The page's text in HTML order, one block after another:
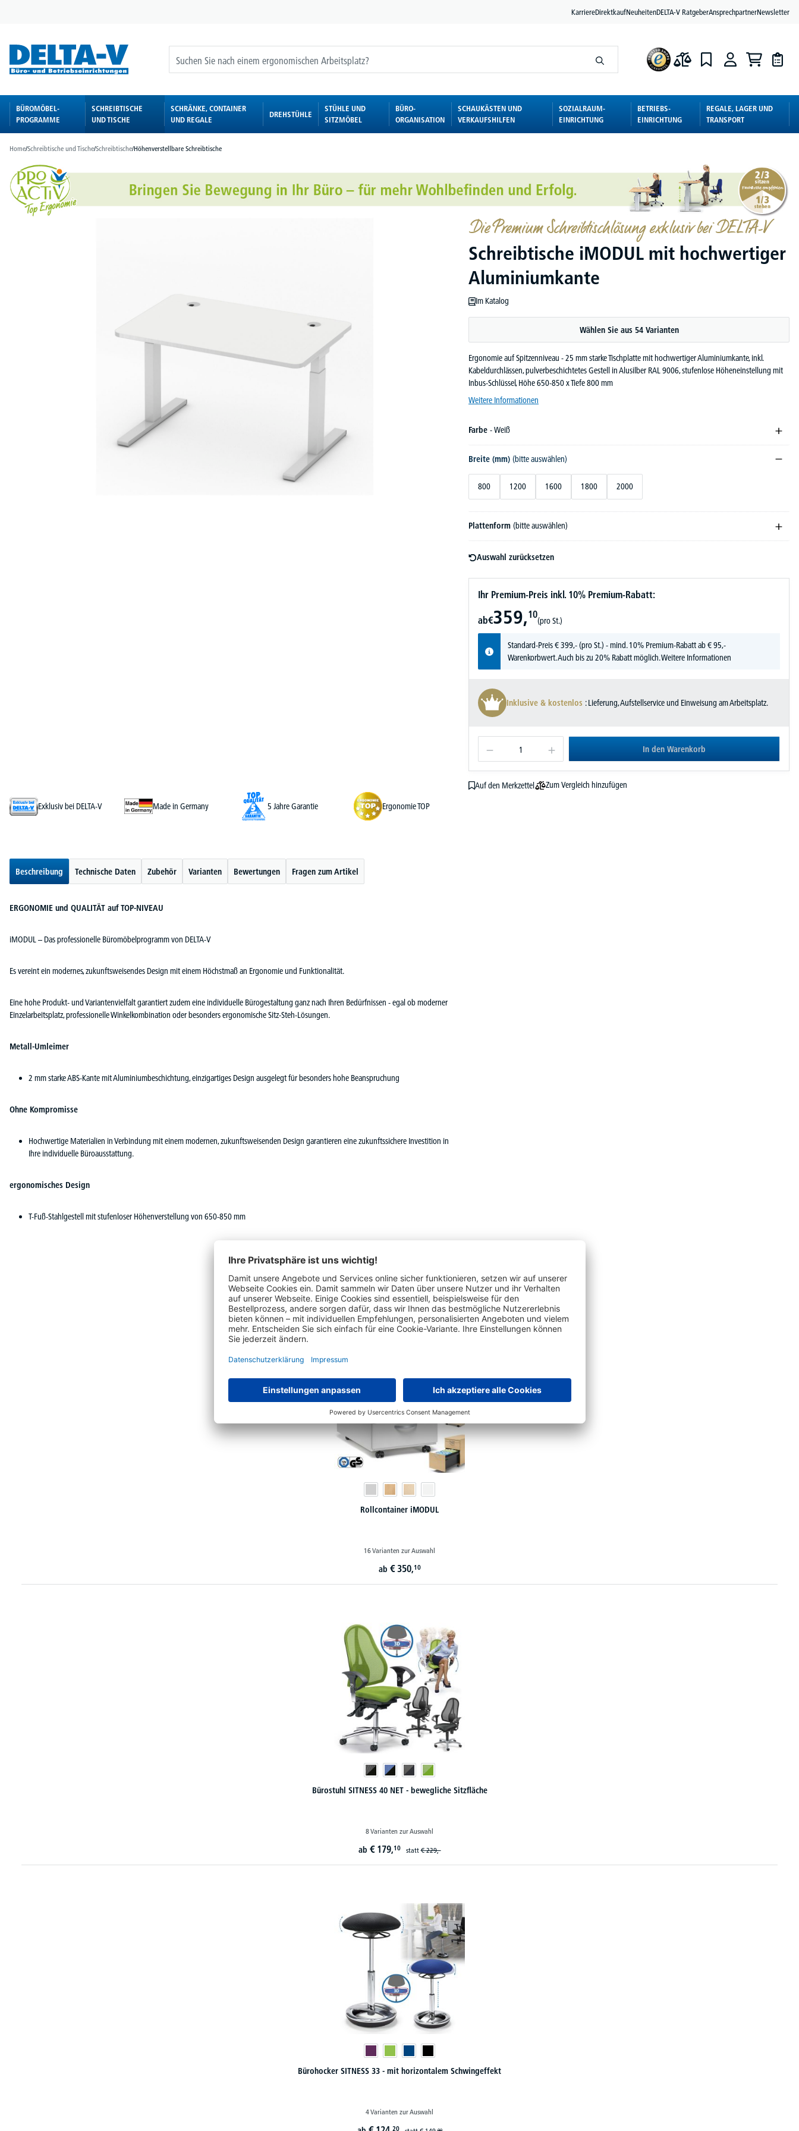
KarriereDirektkaufNeuheitenDELTA-V RatgeberAnsprechpartnerNewsletter
BÜROMÖBEL-
PROGRAMME
SCHREIBTISCHE
UND TISCHE
SCHRÄNKE, CONTAINER
UND REGALE
DREHSTÜHLE
STÜHLE UND
SITZMÖBEL
BÜRO-
ORGANISATION
SCHAUKÄSTEN UND
VERKAUFSHILFEN
SOZIALRAUM-
EINRICHTUNG
BETRIEBS-
EINRICHTUNG
REGALE, LAGER UND
TRANSPORT
Home/Schreibtische und Tische/Schreibtische/Höhenverstellbare Schreibtische
Die Premium Schreibtischlösung exklusiv bei DELTA-V
Schreibtische iMODUL mit hochwertiger
Aluminiumkante
Im Katalog
Wählen Sie aus 54 Varianten
Ergonomie auf Spitzenniveau - 25 mm starke Tischplatte mit hochwertiger Aluminiumkante, inkl.
Kabeldurchlässen, pulverbeschichtetes Gestell in Alusilber RAL 9006, stufenlose Höheneinstellung mit
Inbus-Schlüssel, Höhe 650-850 x Tiefe 800 mm
Weitere Informationen
Farbe - Weiß
Breite (mm) (bitte auswählen)
800 1200 1600 1800 2000
Plattenform (bitte auswählen)
Auswahl zurücksetzen
Ihr Premium-Preis inkl. 10% Premium-Rabatt:
ab€359,10
(pro St.)
Standard-Preis€399,-(pro St.) - mind. 10% Premium-Rabatt ab € 95,-
Warenkorbwert. Auch bis zu 20% Rabatt möglich.Weitere Informationen
Inklusive & kostenlos : Lieferung, Aufstellservice und Einweisung am Arbeitsplatz.
In den Warenkorb
Auf den Merkzettel
Zum Vergleich hinzufügen
Exklusiv bei DELTA-V
Made in Germany 5 Jahre Garantie Ergonomie TOP
Beschreibung Technische Daten Zubehör Varianten Bewertungen Fragen zum Artikel
ERGONOMIE und QUALITÄT auf TOP-NIVEAU
iMODUL – Das professionelle Büromöbelprogramm von DELTA-V
Es vereint ein modernes, zukunftsweisendes Design mit einem Höchstmaß an Ergonomie und Funktionalität.
Eine hohe Produkt- und Variantenvielfalt garantiert zudem eine individuelle Bürogestaltung ganz nach Ihren Bedürfnissen - egal ob moderner
Einzelarbeitsplatz, professionelle Winkelkombination oder besonders ergonomische Sitz-Steh-Lösungen.
Metall-Umleimer
2 mm starke ABS-Kante mit Aluminiumbeschichtung, einzigartiges Design ausgelegt für besonders hohe Beanspruchung
Ohne Kompromisse
Hochwertige Materialien in Verbindung mit einem modernen, zukunftsweisenden Design garantieren eine zukunftssichere Investition in
Ihre individuelle Büroausstattung.
ergonomisches Design
T-Fuß-Stahlgestell mit stufenloser Höhenverstellung von 650-850 mm
Vervollständigen Sie Ihr iMODUL Büromöbelprogramm
Rollcontainer iMODUL
16 Varianten zur Auswahl
ab € 350,10
Bürostuhl SITNESS 40 NET - bewegliche Sitzfläche
8 Varianten zur Auswahl
ab € 179,10 statt€ 229,-
Bürohocker SITNESS 33 - mit horizontalem Schwingeffekt
4 Varianten zur Auswahl
20